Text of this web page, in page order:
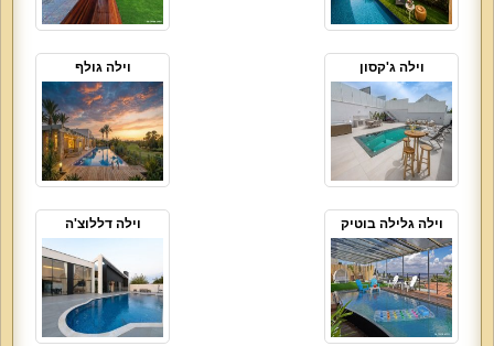
וילה ג'קסון וילה גולף
וילה גלילה בוטיק וילה דללוצ'ה